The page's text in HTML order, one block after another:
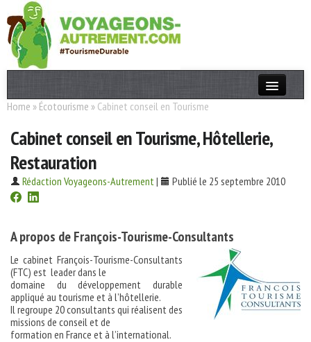
Actualités
T. Responsable
Destinations
Acteurs
OK
Home » Écotourisme » Cabinet conseil en Tourisme
Cabinet conseil en Tourisme, Hôtellerie,
Restauration
Rédaction Voyageons-Autrement| Publié le 25 septembre 2010
A propos deFrançois-Tourisme-Consultants
Le cabinet François-Tourisme-Consultants
(FTC) est leader dans le
domaine du développement durable
appliqué au tourisme et à l’hôtellerie.
Il regroupe 20 consultants qui réalisent des
missions de conseil et de
formation en France et à l’international.